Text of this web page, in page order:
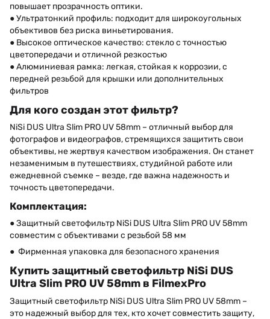
повышает прозрачность оптики.
● Ультратонкий профиль: подходит для широкоугольных
объективов без риска виньетирования.
● Высокое оптическое качество: стекло с точностью
цветопередачи и отличной резкостью
● Алюминиевая рамка: легкая, стойкая к коррозии, с
передней резьбой для крышки или дополнительных
фильтров
Для кого создан этот фильтр?
NiSi DUS Ultra Slim PRO UV 58mm – отличный выбор для
фотографов и видеографов, стремящихся защитить свои
объективы, не жертвуя качеством изображения. Он станет
незаменимым в путешествиях, студийной работе или
ежедневной съемке – везде, где важна надежность и
точность цветопередачи.
Комплектация:
● Защитный светофильтр NiSi DUS Ultra Slim PRO UV 58mm
совместим с объективами с резьбой 58 мм
● Фирменная упаковка для безопасного хранения
Купить защитный светофильтр NiSi DUS
Ultra Slim PRO UV 58mm в FilmexPro
Защитный светофильтр NiSi DUS Ultra Slim PRO UV 58mm –
это надежный выбор для тех, кто хочет совместить защиту,